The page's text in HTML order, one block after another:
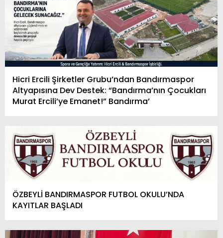
Hicri Ercili Şirketler Grubu’ndan Bandırmaspor
Altyapısına Dev Destek: “Bandırma’nın Çocukları
Murat Ercili’ye Emanet!” Bandırma’
ÖZBEYLİ BANDIRMASPOR FUTBOL OKULU’NDA
KAYITLAR BAŞLADI